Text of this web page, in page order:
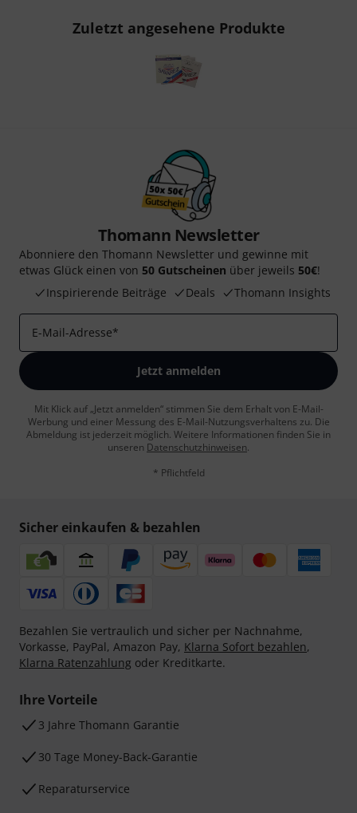
Zuletzt angesehene Produkte
Thomann Newsletter
Abonniere den Thomann Newsletter und gewinne mit
etwas Glück einen von 50 Gutscheinen über jeweils 50€!
Inspirierende Beiträge
Deals Thomann Insights
E-Mail-Adresse*
Jetzt anmelden
Mit Klick auf „Jetzt anmelden“ stimmen Sie dem Erhalt von E-Mail-
Werbung und einer Messung des E-Mail-Nutzungsverhaltens zu. Die
Abmeldung ist jederzeit möglich. Weitere Informationen finden Sie in
unseren Datenschutzhinweisen.
* Pflichtfeld
Sicher einkaufen & bezahlen
Bezahlen Sie vertraulich und sicher per Nachnahme,
Vorkasse, PayPal, Amazon Pay, Klarna Sofort bezahlen,
Klarna Ratenzahlung oder Kreditkarte.
Ihre Vorteile
3 Jahre Thomann Garantie
30 Tage Money-Back-Garantie
Reparaturservice